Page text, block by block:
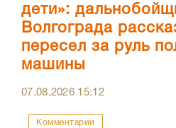
дети»:
Волгограда
пересел за руль
машины
07.08.2026 15:12
Комментарии